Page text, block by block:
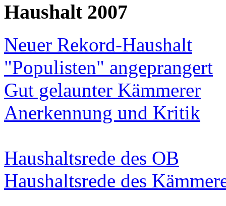
Haushalt 2007
Neuer Rekord-Haushalt
"Populisten" angeprangert
Gut gelaunter Kämmerer
Anerkennung und Kritik
Haushaltsrede des OB
Haushaltsrede des